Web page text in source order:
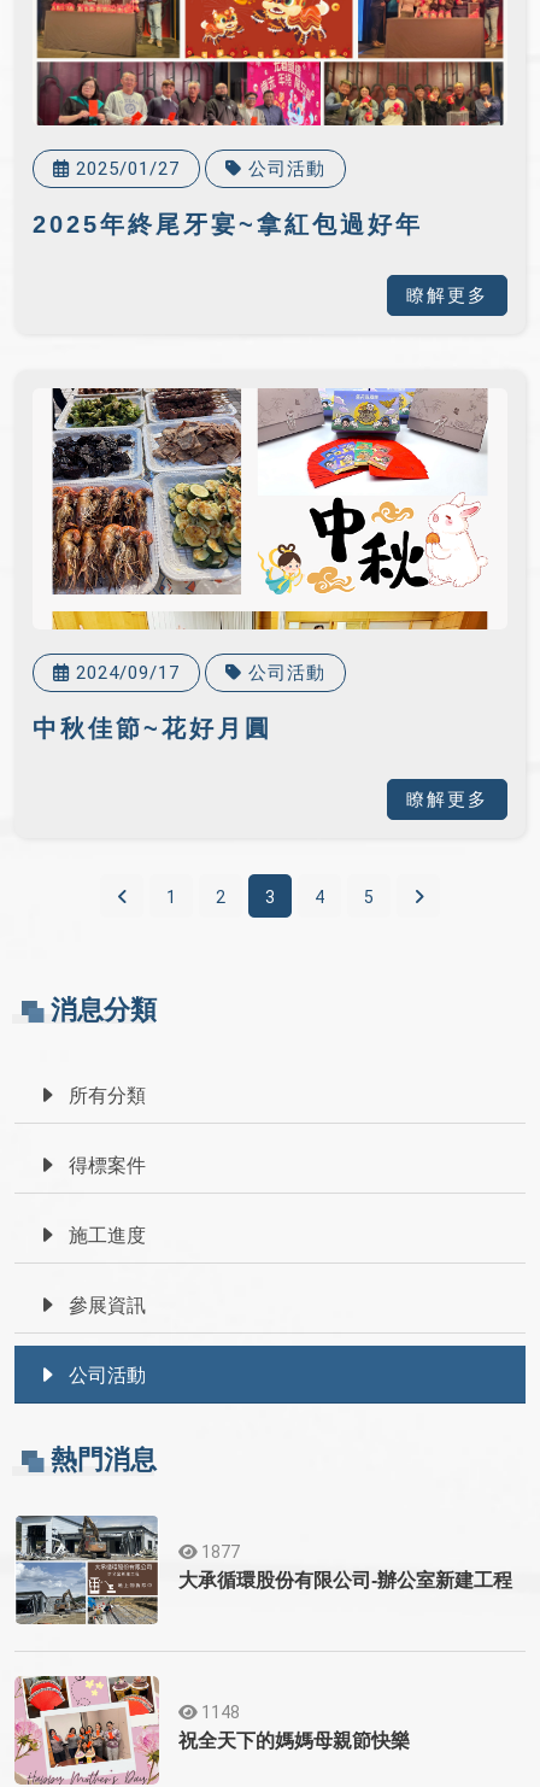
消息分類
所有分類
得標案件
施工進度
參展資訊
公司活動
熱門消息
1877
大承循環股份有限公司-辦公室新建工程
1148
祝全天下的媽媽母親節快樂
2025/01/27 公司活動
2025年終尾牙宴~拿紅包過好年
瞭解更多
2024/09/17 公司活動
中秋佳節~花好月圓
瞭解更多
1 2 3 4 5